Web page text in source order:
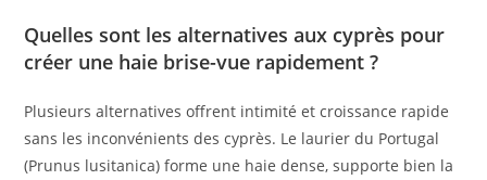
Quelles sont les alternatives aux cyprès pour
créer une haie brise-vue rapidement ?
Plusieurs alternatives offrent intimité et croissance rapide
sans les inconvénients des cyprès. Le laurier du Portugal
(Prunus lusitanica) forme une haie dense, supporte bien la